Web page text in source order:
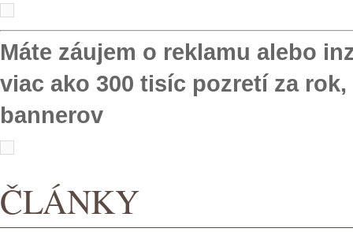
Máte záujem o reklamu alebo
viac ako 300 tisíc pozretí za
bannerov
ČLÁNKY